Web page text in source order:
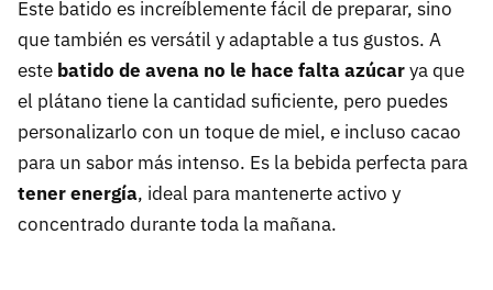
Este batido es increíblemente fácil de preparar, sino
que también es versátil y adaptable a tus gustos. A
este batido de avena no le hace falta azúcarya que
el plátano tiene la cantidad suficiente, pero puedes
personalizarlo con un toque de miel, e incluso cacao
para un sabor más intenso. Es la bebida perfecta para
tener energía, ideal para mantenerte activo y
concentrado durante toda la mañana.